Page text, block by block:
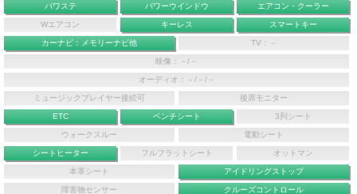
パワステ パワーウインドウ エアコン・クーラー
Wエアコン キーレス スマートキー
カーナビ：メモリーナビ他 TV：－
映像：－/－
オーディオ：－/－/－
ミュージックプレイヤー接続可 後席モニター
ETC ベンチシート 3列シート
ウォークスルー 電動シート
シートヒーター フルフラットシート オットマン
本革シート アイドリングストップ
障害物センサー クルーズコントロール